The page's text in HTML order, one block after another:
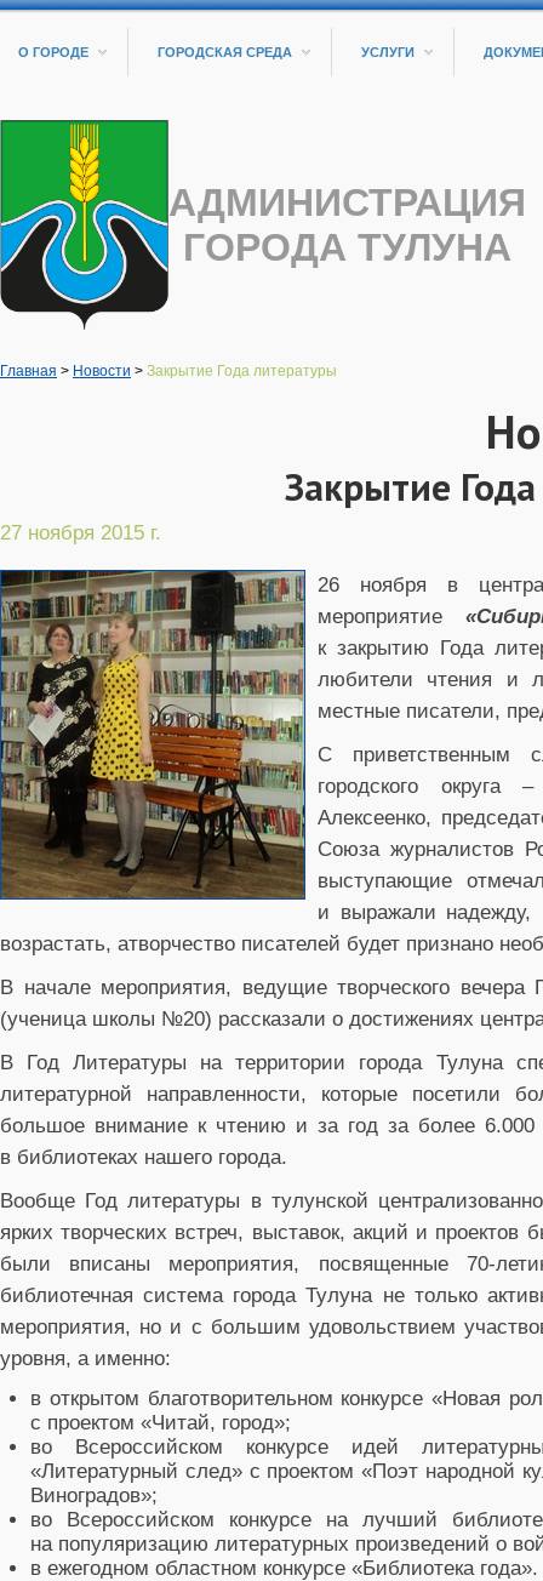
О ГОРОДЕ ГОРОДСКАЯ СРЕДА УСЛУГИ
АДМИНИСТРАЦИЯ
ГОРОДА ТУЛУНА
Главная > Новости > Закрытие Года литературы
Закрытие
27 ноября 2015 г.
26 ноября в
мероприятие
к закрытию Года
любители чтения и
местные писатели,
С приветственным
городского округа
Алексеенко,
Союза журналистов
выступающие
и выражали надежду,
возрастать, атворчество писателей будет признано
В начале мероприятия, ведущие творческого
(ученица школы №20) рассказали о достижениях
В Год Литературы на территории города Тулуна
литературной направленности, которые посетили
большое внимание к чтению и за год за более
в библиотеках нашего города.
Вообще Год литературы в тулунской
ярких творческих встреч, выставок, акций и
были вписаны мероприятия, посвященные 70-
библиотечная система города Тулуна не только
мероприятия, но и с большим удовольствием
уровня, а именно:
в открытом благотворительном конкурсе «Новая
с проектом «Читай, город»;
во Всероссийском конкурсе идей
«Литературный след» с проектом «Поэт народной
Виноградов»;
во Всероссийском конкурсе на лучший
на популяризацию литературных произведений о
в ежегодном областном конкурсе «Библиотека года».